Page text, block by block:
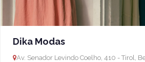
Dika Modas